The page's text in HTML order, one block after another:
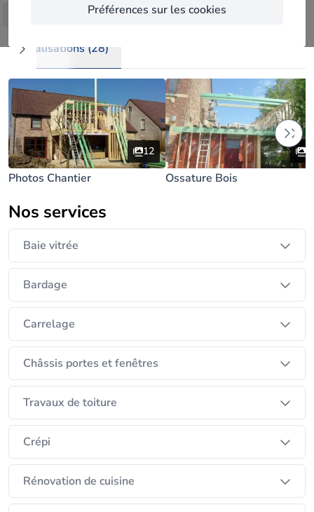
Préférences sur les cookies
Devis et conseils gratuit .
les finitions et toute décoration intérieur
,placards,cuisines ,sdb ect.
Réalisations (28)
12
Photos Chantier Ossature Bois
Nos services
Baie vitrée
Bardage
Carrelage
Châssis portes et fenêtres
Travaux de toiture
Crépi
Rénovation de cuisine